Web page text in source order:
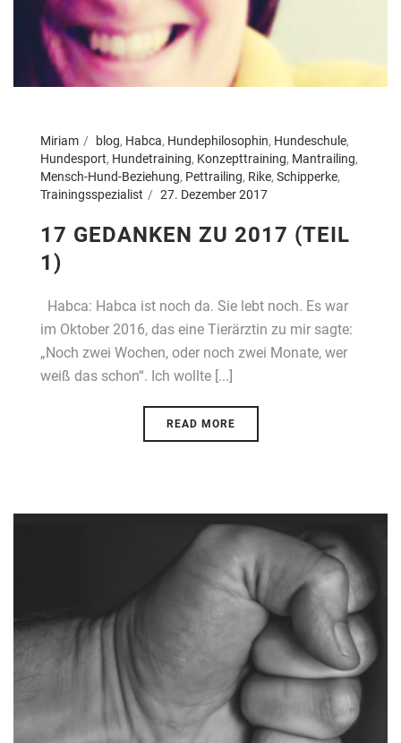
Miriam blog, Habca, Hundephilosophin, Hundeschule,
Hundesport, Hundetraining, Konzepttraining, Mantrailing,
Mensch-Hund-Beziehung, Pettrailing, Rike, Schipperke,
Trainingsspezialist
27. Dezember 2017
17 GEDANKEN ZU 2017 (TEIL
1)
Habca: Habca ist noch da. Sie lebt noch. Es war
im Oktober 2016, das eine Tierärztin zu mir sagte:
„Noch zwei Wochen, oder noch zwei Monate, wer
weiß das schon“. Ich wollte [...]
READ MORE